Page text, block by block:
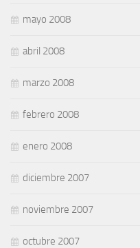
mayo 2008
abril 2008
marzo 2008
febrero 2008
enero 2008
diciembre 2007
noviembre 2007
octubre 2007